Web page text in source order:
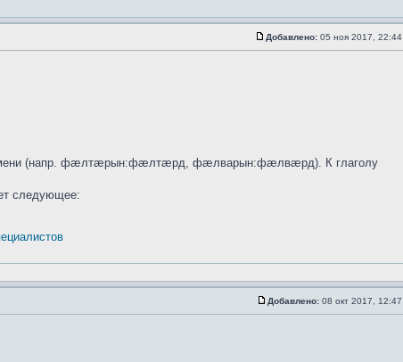
Добавлено: 05 ноя 2017, 22:44
(напр. фæлтæрын:фæлтæрд, фæлварын:фæлвæрд). К глаголу
следующее:
Добавлено: 08 окт 2017, 12:47